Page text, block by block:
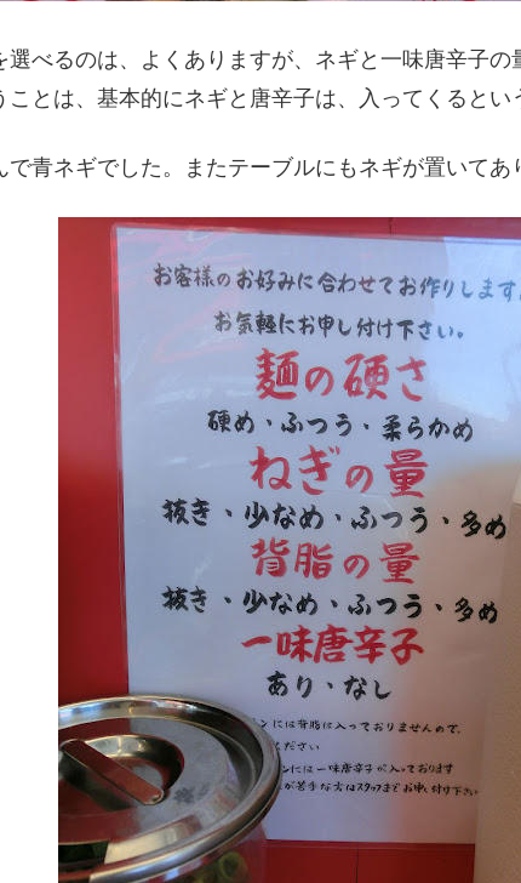
選べるのは、よくありますが、ネギと一味唐辛子の
ことは、基本的にネギと唐辛子は、入ってくるとい
青ネギでした。またテーブルにもネギが置いてあ